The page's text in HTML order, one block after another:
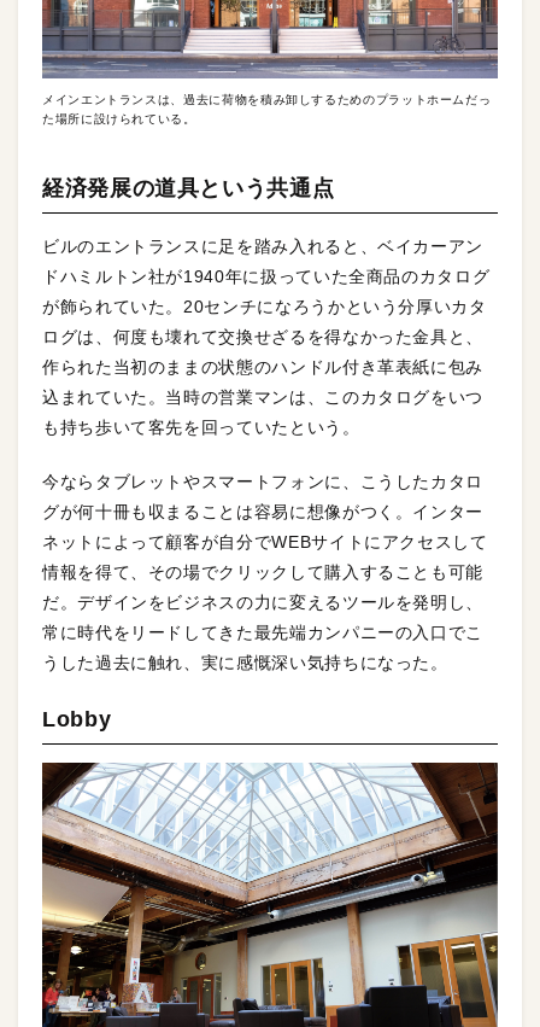
メインエントランスは、過去に荷物を積み卸しするためのプラットホームだっ
た場所に設けられている。
経済発展の道具という共通点
ビルのエントランスに足を踏み入れると、ベイカーアン
ドハミルトン社が1940年に扱っていた全商品のカタログ
が飾られていた。20センチになろうかという分厚いカタ
ログは、何度も壊れて交換せざるを得なかった金具と、
作られた当初のままの状態のハンドル付き革表紙に包み
込まれていた。当時の営業マンは、このカタログをいつ
も持ち歩いて客先を回っていたという。
今ならタブレットやスマートフォンに、こうしたカタロ
グが何十冊も収まることは容易に想像がつく。インター
ネットによって顧客が自分でWEBサイトにアクセスして
情報を得て、その場でクリックして購入することも可能
だ。デザインをビジネスの力に変えるツールを発明し、
常に時代をリードしてきた最先端カンパニーの入口でこ
うした過去に触れ、実に感慨深い気持ちになった。
Lobby